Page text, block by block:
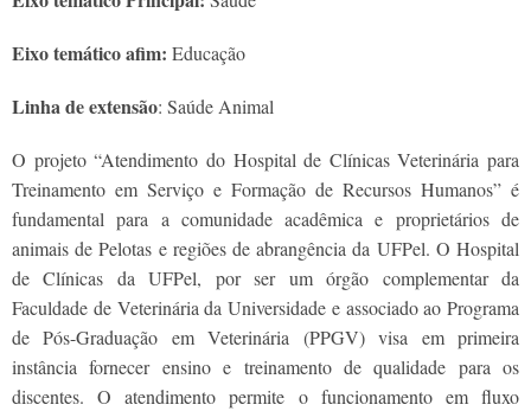
Eixo temático afim: Educação
Linha de extensão: Saúde Animal
O projeto “Atendimento do Hospital de Clínicas Veterinária para
Treinamento em Serviço e Formação de Recursos Humanos” é
fundamental para a comunidade acadêmica e proprietários de
animais de Pelotas e regiões de abrangência da UFPel. O Hospital
de Clínicas da UFPel, por ser um órgão complementar da
Faculdade de Veterinária da Universidade e associado ao Programa
de Pós-Graduação em Veterinária (PPGV) visa em primeira
instância fornecer ensino e treinamento de qualidade para os
discentes. O atendimento permite o funcionamento em fluxo